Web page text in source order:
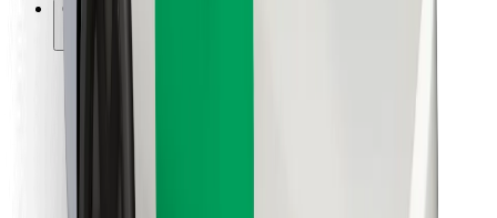
Otros
Proveedores
Términos y Condiciones
Seguridad